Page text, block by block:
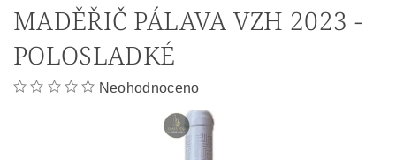
MADĚŘIČ PÁLAVA VZH 2023 -
POLOSLADKÉ
Neohodnoceno